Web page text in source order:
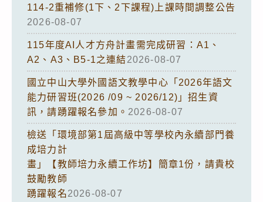
114-2重補修(1下、2下課程)上課時間調整公告
2026-08-07
115年度AI人才方舟計畫需完成研習：A1、
A2、A3、B5-1之連結2026-08-07
國立中山大學外國語文教學中心「2026年語文
能力研習班(2026 /09 ~ 2026/12)」招生資
訊，請踴躍報名參加。 2026-08-07
檢送「環境部第1屆高級中等學校內永續部門養
成培力計
畫」【教師培力永續工作坊】簡章1份，請貴校
鼓勵教師
踴躍報名2026-08-07